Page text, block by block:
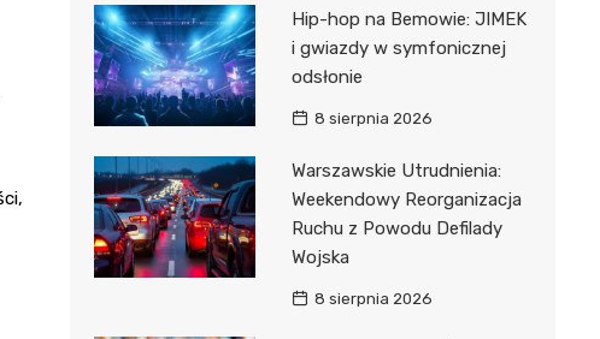
Hip-hop na Bemowie: JIMEK
i gwiazdy w symfonicznej
odsłonie
8 sierpnia 2026
Warszawskie Utrudnienia:
Weekendowy Reorganizacja
Ruchu z Powodu Defilady
Wojska
8 sierpnia 2026